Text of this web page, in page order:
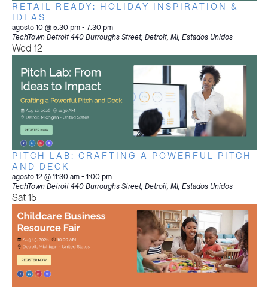
RETAIL READY: HOLIDAY INSPIRATION &
IDEAS
agosto 10 @ 5:30 pm- 7:30 pm
TechTown Detroit 440 Burroughs Street, Detroit, MI, Estados Unidos
Wed 12
PITCH LAB: CRAFTING A POWERFUL PITCH
AND DECK
agosto 12 @ 11:30 am- 1:00 pm
TechTown Detroit 440 Burroughs Street, Detroit, MI, Estados Unidos
Sat15